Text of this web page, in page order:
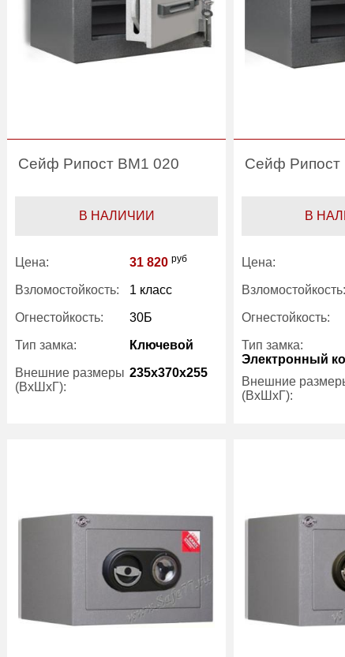
Сейф Рипост ВМ1 020
В НАЛИЧИИ
Цена: 31 820 руб
Взломостойкость: 1 класс
Огнестойкость: 30Б
Тип замка: Ключевой
Внешние размеры
(ВхШхГ):
235x370x255
Сейф
В
Цена:
Взломостойкость:
Огнестойкость:
Тип замка:
Электронный
Внешние
(ВхШхГ):